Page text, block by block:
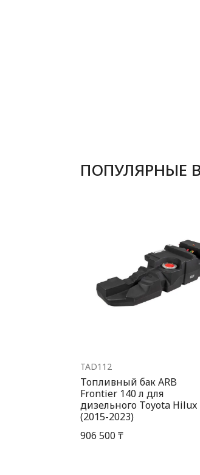
ПОПУЛЯРНЫЕ
TAD112
Топливный бак ARB
Frontier 140 л для
дизельного Toyota Hilux
(2015-2023)
906 500 ₸